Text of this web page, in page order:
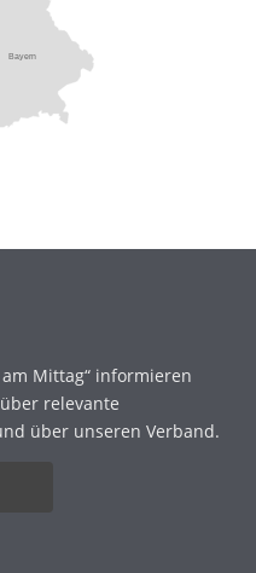
Bayern
Mittag“ informieren
relevante
über unseren Verband.